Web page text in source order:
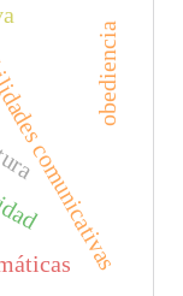
obediencia